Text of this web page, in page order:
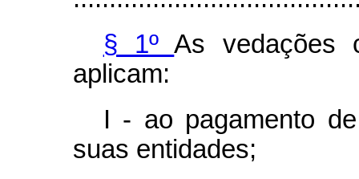
§ 1ºAs vedações
aplicam:
I - ao pagamento
suas entidades;